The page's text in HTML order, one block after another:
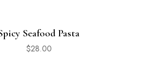
Seafood Pasta
$28.00